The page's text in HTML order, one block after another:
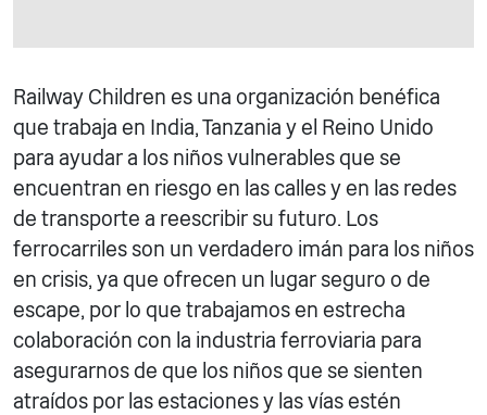
Railway Children es una organización benéfica
que trabaja en India, Tanzania y el Reino Unido
para ayudar a los niños vulnerables que se
encuentran en riesgo en las calles y en las redes
de transporte a reescribir su futuro. Los
ferrocarriles son un verdadero imán para los niños
en crisis, ya que ofrecen un lugar seguro o de
escape, por lo que trabajamos en estrecha
colaboración con la industria ferroviaria para
asegurarnos de que los niños que se sienten
atraídos por las estaciones y las vías estén